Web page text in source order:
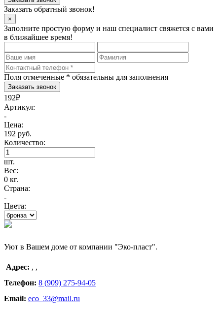
Заказать обратный звонок!
×
Заполните простую форму и наш специалист свяжется с вами
в ближайшее время!
Поля отмеченные * обязательны для заполнения
192₽
Артикул:
-
Цена:
192 руб.
Количество:
шт.
Вес:
0 кг.
Страна:
-
Цвета:
Уют в Вашем доме от компании "Эко-пласт".
Адрес: , ,
Телефон: 8 (909) 275-94-05
Email: eco_33@mail.ru